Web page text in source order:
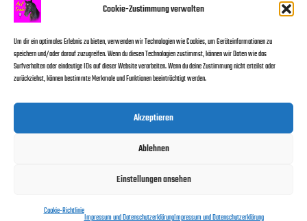
Cookie-Zustimmung verwalten
Um dir ein optimales Erlebnis zu bieten, verwenden wir Technologien wie Cookies, um Geräteinformationen zu
speichern und/oder darauf zuzugreifen. Wenn du diesen Technologien zustimmst, können wir Daten wie das
Surfverhalten oder eindeutige IDs auf dieser Website verarbeiten. Wenn du deine Zustimmung nicht erteilst oder
zurückziehst, können bestimmte Merkmale und Funktionen beeinträchtigt werden.
Akzeptieren
Ablehnen
Einstellungen ansehen
Cookie-Richtlinie
Impressum und DatenschutzerklärungImpressum und Datenschutzerklärung
Suchen
Impressum und Datenschutzerklärung
Cookie-Richtlinie (EU)